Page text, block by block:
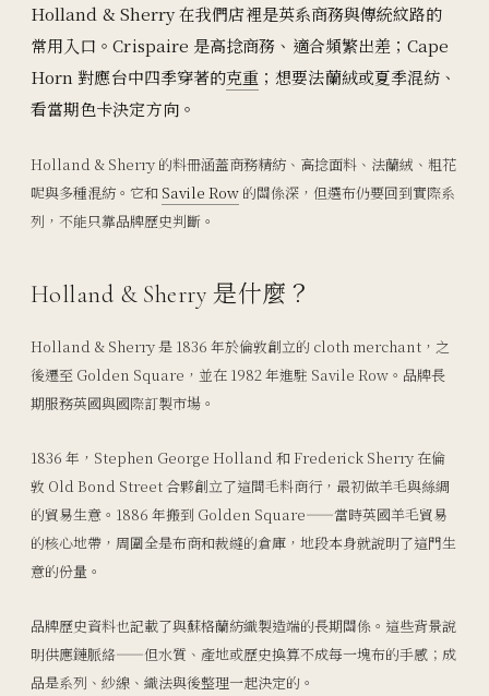
Holland & Sherry 在我們店裡是英系商務與傳統紋路的
常用入口。Crispaire 是高捻商務、適合頻繁出差；Cape
Horn 對應台中四季穿著的克重 ；想要法蘭絨或夏季混紡、
看當期色卡決定方向。
Holland & Sherry 的料冊涵蓋商務精紡、高捻面料、法蘭絨、粗花
呢與多種混紡。它和 Savile Row 的關係深，但選布仍要回到實際系
列，不能只靠品牌歷史判斷。
Holland & Sherry 是什麼？
Holland & Sherry 是 1836 年於倫敦創立的 cloth merchant，之
後遷至 Golden Square，並在 1982 年進駐 Savile Row。品牌長
期服務英國與國際訂製市場。
1836 年，Stephen George Holland 和 Frederick Sherry 在倫
敦 Old Bond Street 合夥創立了這間毛料商行，最初做羊毛與絲綢
的貿易生意。1886 年搬到 Golden Square——當時英國羊毛貿易
的核心地帶，周圍全是布商和裁縫的倉庫，地段本身就說明了這門生
意的份量。
品牌歷史資料也記載了與蘇格蘭紡織製造端的長期關係。這些背景說
明供應鏈脈絡——但水質、產地或歷史換算不成每一塊布的手感；成
品是系列、紗線、織法與後整理一起決定的。